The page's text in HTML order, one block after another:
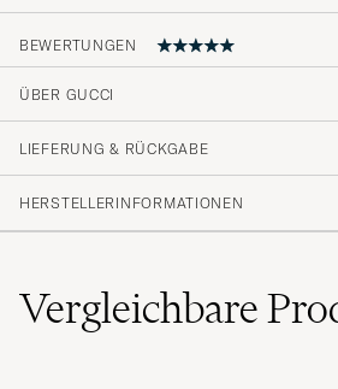
BEWERTUNGEN
Jag uppskattar verkligen den
på produkten och hur väl den
behov. Det är verkligen en
användbar produkt! Tack för att
så bra produkt åt mig. 🌟
ÜBER GUCCI
LIEFERUNG & RÜCKGABE
HERSTELLERINFORMATIONEN
Vergleichbare